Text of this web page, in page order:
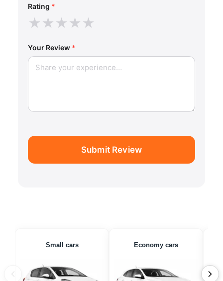
Rating *
★★★★★
Your Review *
Submit Review
Small cars Economy cars